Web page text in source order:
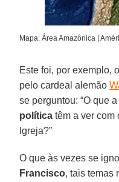
Mapa: Área Amazônica |
Este foi, por exemplo,
pelo cardeal alemão
se perguntou: “O que
política têm a ver com
Igreja?”
O que às vezes se
Francisco, tais temas